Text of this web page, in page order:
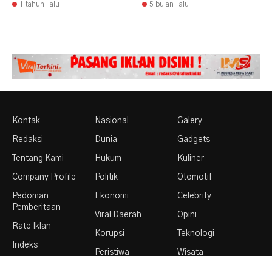
1 tahun lalu 5 bulan lalu
Kontak
Redaksi
Tentang Kami
Company Profile
Pedoman
Pemberitaan
Rate Iklan
Indeks
Nasional
Dunia
Hukum
Politik
Ekonomi
Viral Daerah
Korupsi
Peristiwa
Galery
Gadgets
Kuliner
Otomotif
Celebrity
Opini
Teknologi
Wisata